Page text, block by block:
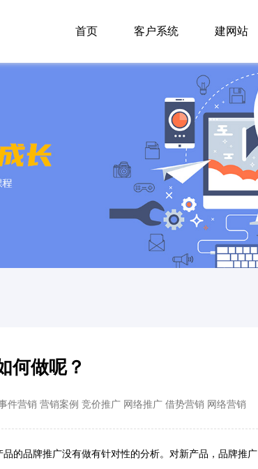
首页 客户系统 建网站
何做呢？
件营销 营销案例 竞价推广 网络推广 借势营销 网络营销
的品牌推广没有做有针对性的分析。对新产品，品牌推广